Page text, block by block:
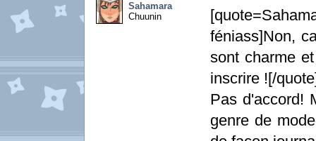
Sahamara
Chuunin
féniass]Non,
sont charme
inscrire ![/
Pas d'accord!
genre de